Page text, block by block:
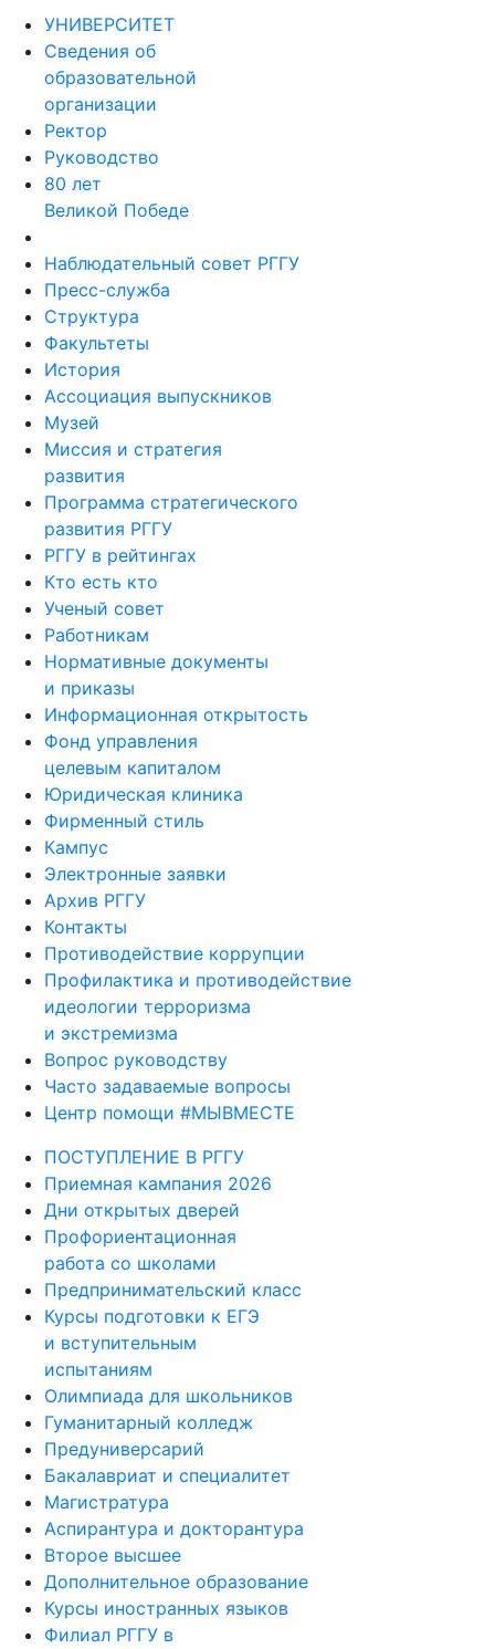
УНИВЕРСИТЕТ
Сведения об
образовательной
организации
Ректор
Руководство
80 лет
Великой Победе
Наблюдательный совет РГГУ
Пресс-служба
Структура
Факультеты
История
Ассоциация выпускников
Музей
Миссия и стратегия
развития
Программа стратегического
развития РГГУ
РГГУ в рейтингах
Кто есть кто
Ученый совет
Работникам
Нормативные документы
и приказы
Информационная открытость
Фонд управления
целевым капиталом
Юридическая клиника
Фирменный стиль
Кампус
Электронные заявки
Архив РГГУ
Контакты
Противодействие коррупции
Профилактика и противодействие
идеологии терроризма
и экстремизма
Вопрос руководству
Часто задаваемые вопросы
Центр помощи #МЫВМЕСТЕ
ПОСТУПЛЕНИЕ В РГГУ
Приемная кампания 2026
Дни открытых дверей
Профориентационная
работа со школами
Предпринимательский класс
Курсы подготовки к ЕГЭ
и вступительным
испытаниям
Олимпиада для школьников
Гуманитарный колледж
Предуниверсарий
Бакалавриат и специалитет
Магистратура
Аспирантура и докторантура
Второе высшее
Дополнительное образование
Курсы иностранных языков
Филиал РГГУ в